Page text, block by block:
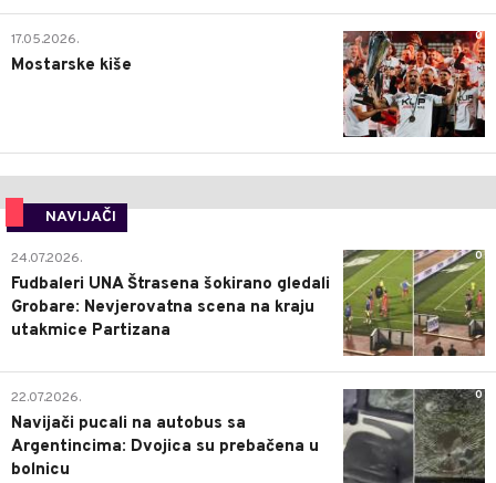
0
17.05.2026.
Mostarske kiše
NAVIJAČI
0
24.07.2026.
Fudbaleri UNA Štrasena šokirano gledali
Grobare: Nevjerovatna scena na kraju
utakmice Partizana
0
22.07.2026.
Navijači pucali na autobus sa
Argentincima: Dvojica su prebačena u
bolnicu